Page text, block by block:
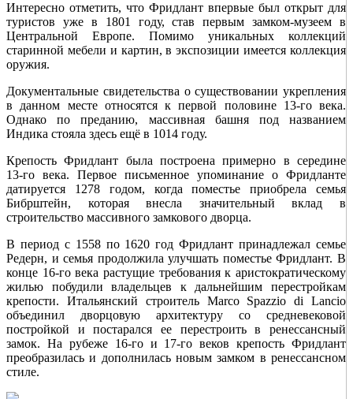
Интересно отметить, что Фридлант впервые был открыт для
туристов уже в 1801 году, став первым замком-музеем в
Центральной Европе. Помимо уникальных коллекций
старинной мебели и картин, в экспозиции имеется коллекция
оружия.
Документальные свидетельства о существовании укрепления
в данном месте относятся к первой половине 13‑го века.
Однако по преданию, массивная башня под названием
Индика стояла здесь ещё в 1014 году.
Крепость Фридлант была построена примерно в середине
13‑го века. Первое письменное упоминание о Фридланте
датируется 1278 годом, когда поместье приобрела семья
Бибрштейн, которая внесла значительный вклад в
строительство массивного замкового дворца.
В период с 1558 по 1620 год Фридлант принадлежал семье
Редерн, и семья продолжила улучшать поместье Фридлант. В
конце 16‑го века растущие требования к аристократическому
жилью побудили владельцев к дальнейшим перестройкам
крепости. Итальянский строитель Marco Spazzio di Lancio
объединил дворцовую архитектуру со средневековой
постройкой и постарался ее перестроить в ренессансный
замок. На рубеже 16‑го и 17‑го веков крепость Фридлант
преобразилась и дополнилась новым замком в ренессансном
стиле.